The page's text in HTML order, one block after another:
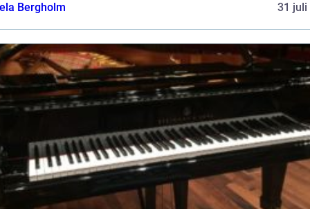
Bergholm
31 juli